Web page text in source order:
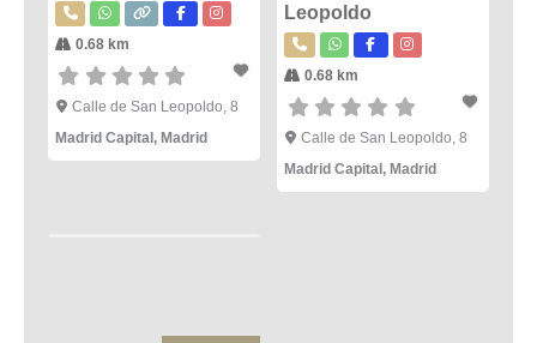
0.68 km
Calle de San Leopoldo, 8
Madrid Capital , Madrid
Leopoldo
0.68 km
Calle de San Leopoldo, 8
Madrid Capital , Madrid